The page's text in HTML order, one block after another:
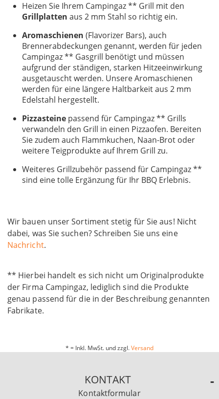
Heizen Sie Ihrem Campingaz ** Grill mit den
Grillplatten aus 2 mm Stahl so richtig ein.
Aromaschienen (Flavorizer Bars), auch
Brennerabdeckungen genannt, werden für jeden
Campingaz ** Gasgrill benötigt und müssen
aufgrund der ständigen, starken Hitzeeinwirkung
ausgetauscht werden. Unsere Aromaschienen
werden für eine längere Haltbarkeit aus 2 mm
Edelstahl hergestellt.
Pizzasteine passend für Campingaz ** Grills
verwandeln den Grill in einen Pizzaofen. Bereiten
Sie zudem auch Flammkuchen, Naan-Brot oder
weitere Teigprodukte auf Ihrem Grill zu.
Weiteres Grillzubehör passend für Campingaz **
sind eine tolle Ergänzung für Ihr BBQ Erlebnis.
Wir bauen unser Sortiment stetig für Sie aus! Nicht
dabei, was Sie suchen? Schreiben Sie uns eine
Nachricht.
** Hierbei handelt es sich nicht um Originalprodukte
der Firma Campingaz, lediglich sind die Produkte
genau passend für die in der Beschreibung genannten
Fabrikate.
* = Inkl. MwSt. und zzgl.Versand
KONTAKT
Kontaktformular